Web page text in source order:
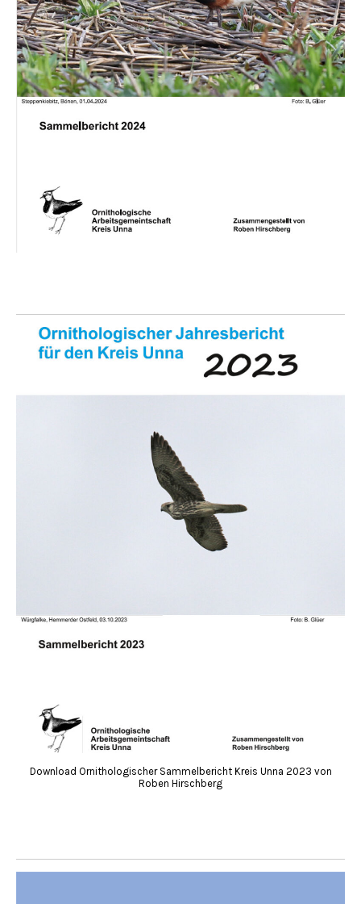
Download Ornithologischer Sammelbericht Kreis Unna 2023 von
Roben Hirschberg